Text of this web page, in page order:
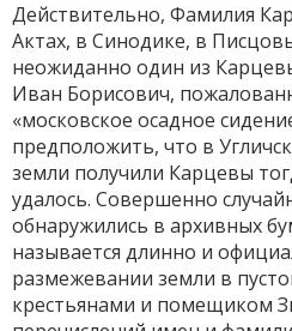
Действительно, Фамилия
Актах, в Синодике, в
неожиданно один из
Иван Борисович,
«московское осадное
предположить, что в
земли получили Карцевы
удалось. Совершенно
обнаружились в архивных
называется длинно и
размежевании земли в
крестьянами и помещиком